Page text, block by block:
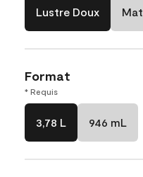
Lustre Doux Mat
Format
* Requis
3,78 L 946 mL